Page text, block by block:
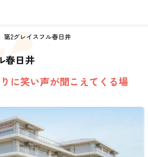
第2グレイスフル春日井
春日井
りに笑い声が聞こえてくる場